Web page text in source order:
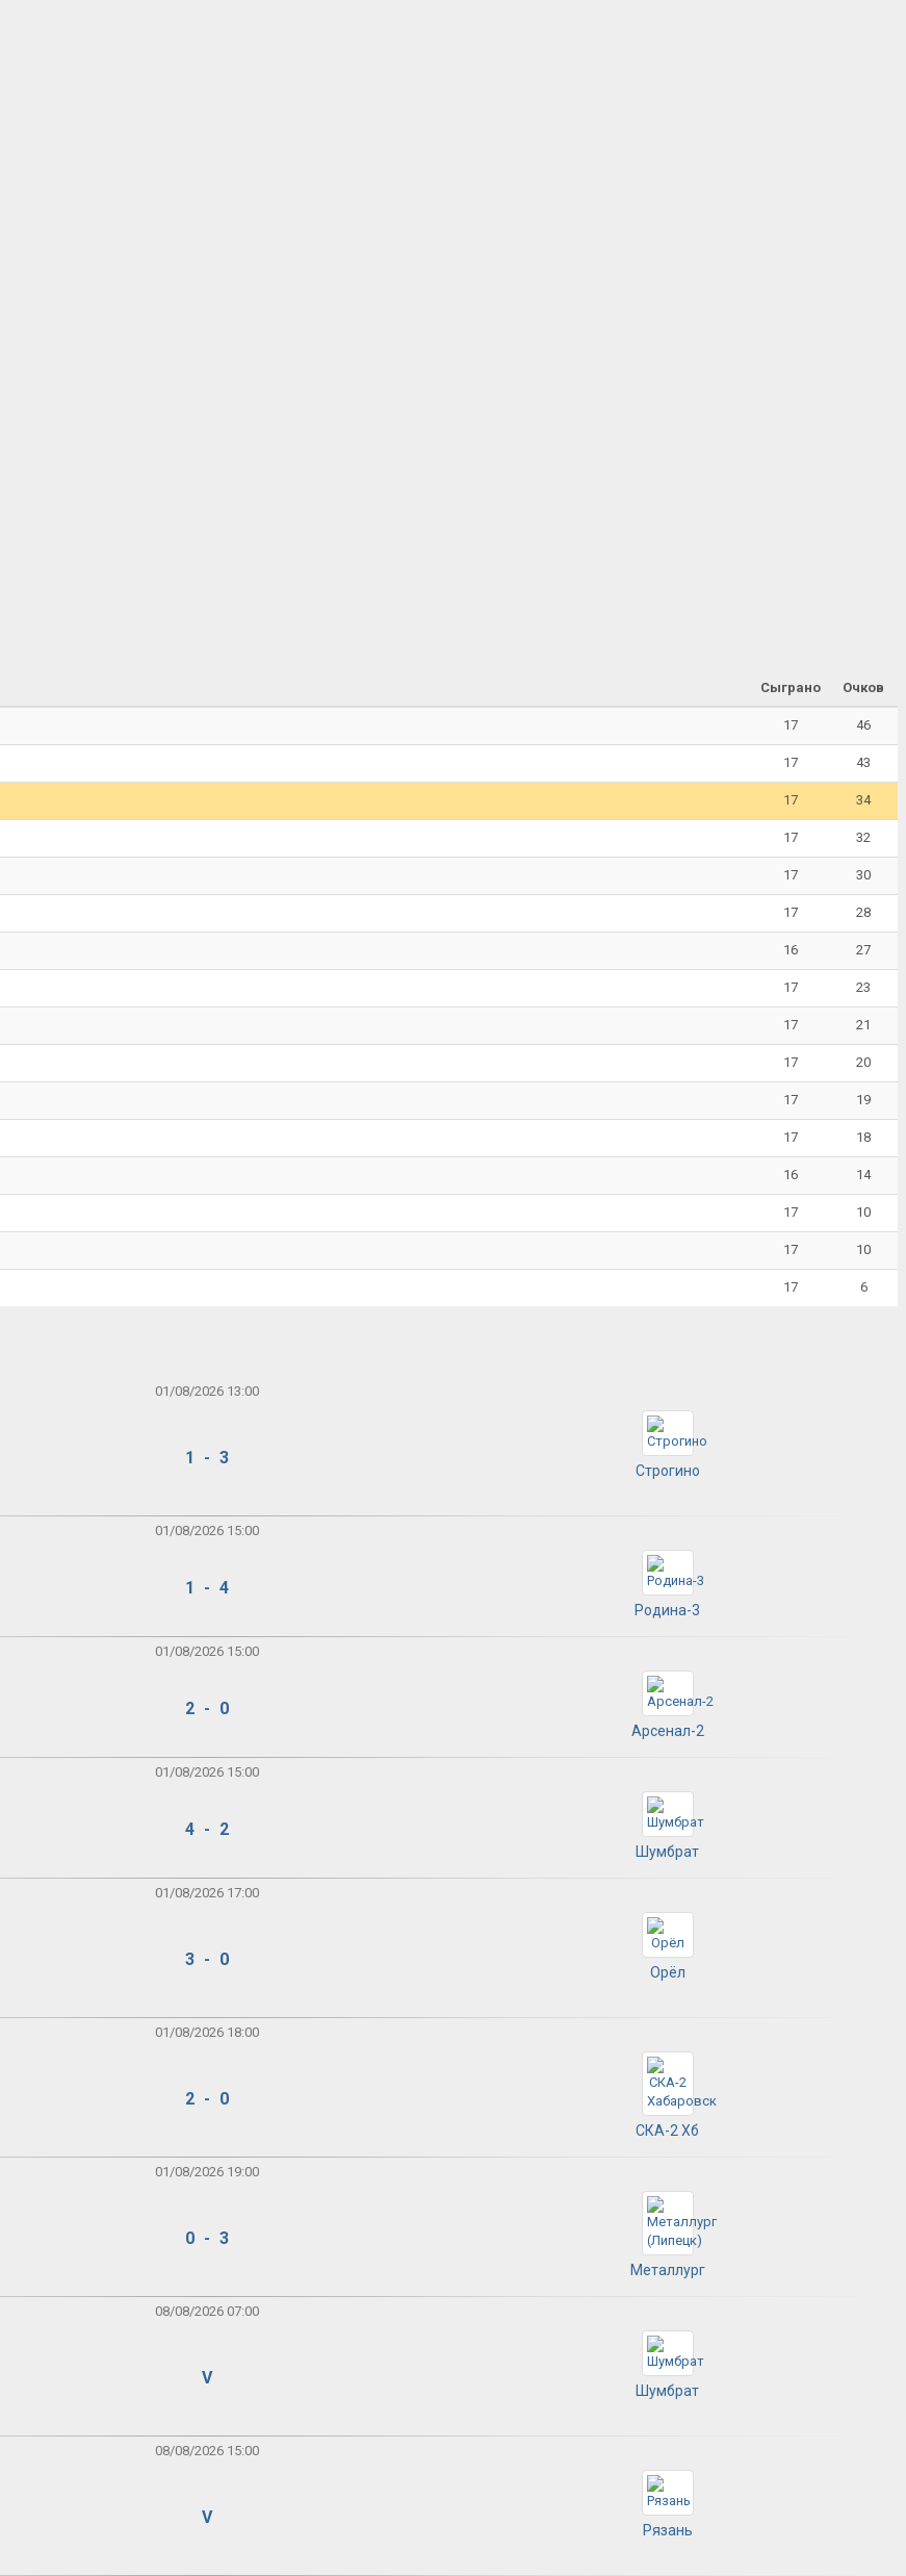
Сыграно Очков
17 46
17 43
17 34
17 32
17 30
17 28
16 27
17 23
17 21
17 20
17 19
17 18
16 14
17 10
17 10
17 6
01/08/2026 13:00
1 - 3
Строгино
01/08/2026 15:00
1 - 4
Родина-3
01/08/2026 15:00
2 - 0
Арсенал-2
01/08/2026 15:00
4 - 2
Шумбрат
01/08/2026 17:00
3 - 0
Орёл
01/08/2026 18:00
2 - 0
СКА-2 Хб
01/08/2026 19:00
0 - 3
Металлург
08/08/2026 07:00
V
Шумбрат
08/08/2026 15:00
V
Рязань